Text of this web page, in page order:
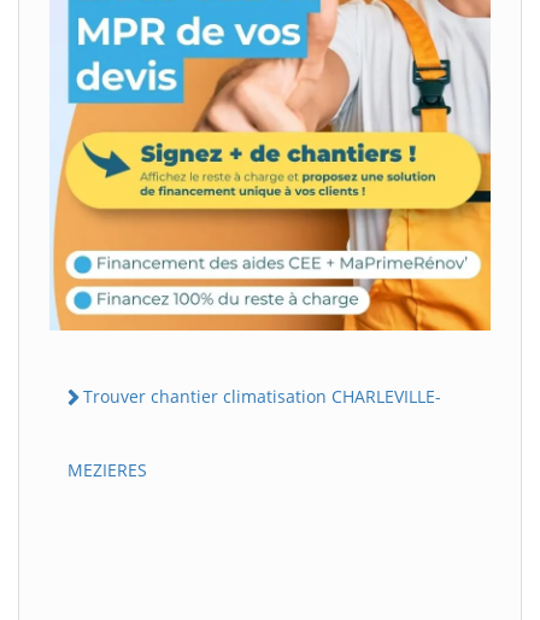
Trouver chantier climatisation CHARLEVILLE-
MEZIERES